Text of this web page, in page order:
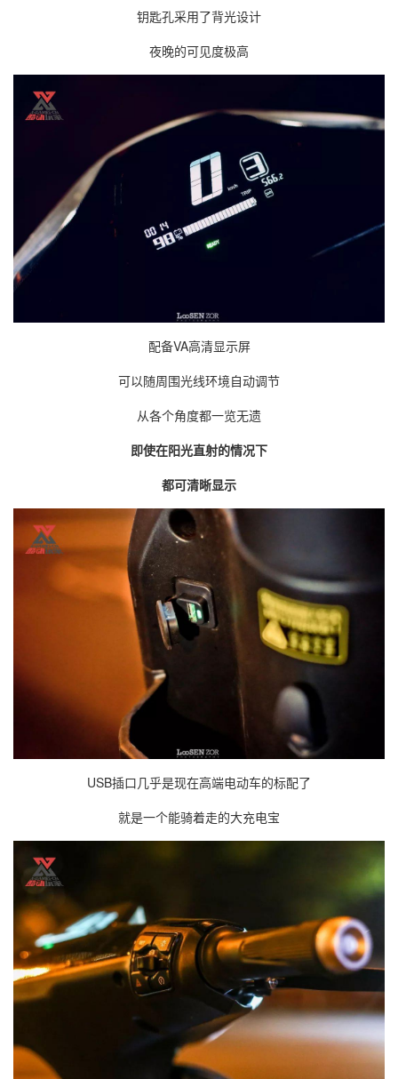
钥匙孔采用了背光设计
夜晚的可见度极高
配备VA高清显示屏
可以随周围光线环境自动调节
从各个角度都一览无遗
即使在阳光直射的情况下
都可清晰显示
USB插口几乎是现在高端电动车的标配了
就是一个能骑着走的大充电宝